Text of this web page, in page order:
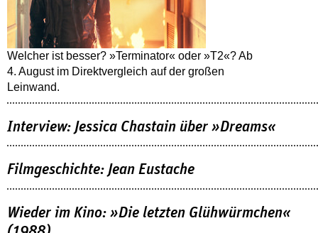
Welcher ist besser? »Terminator« oder »T2«? Ab
4. August im Direktvergleich auf der großen
Leinwand.
Interview: Jessica Chastain über »Dreams«
Filmgeschichte: Jean Eustache
Wieder im Kino: »Die letzten Glühwürmchen«